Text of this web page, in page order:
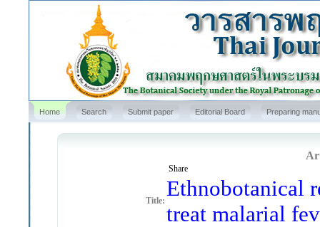
Home Search Submit paper Editorial Board Preparing
Share
Title: Ethnobotanical
treat malarial